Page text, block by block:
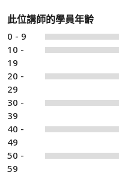
此位講師的學員年齡
0 - 9
10 -
19
20 -
29
30 -
39
40 -
49
50 -
59